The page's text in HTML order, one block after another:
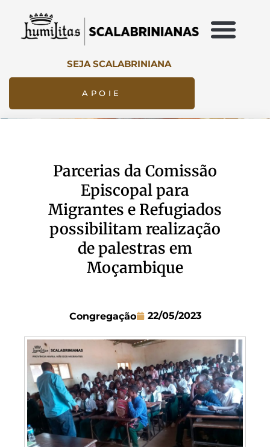
SEJA SCALABRINIANA
APOIE
Parcerias da Comissão
Episcopal para
Migrantes e Refugiados
possibilitam realização
de palestras em
Moçambique
Congregação 22/05/2023